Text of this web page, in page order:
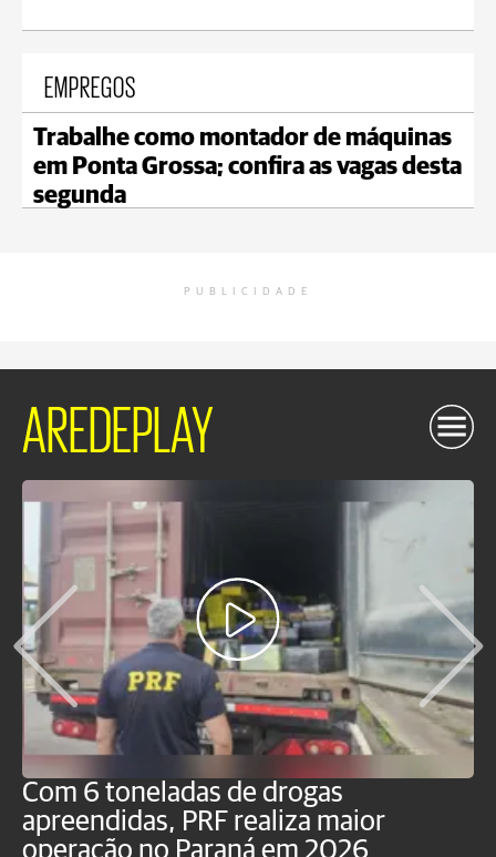
EMPREGOS
Trabalhe como montador de máquinas
em Ponta Grossa; confira as vagas desta
segunda
PUBLICIDADE
AREDEPLAY
Com 6 toneladas de drogas
apreendidas, PRF realiza maior
operação no Paraná em 2026